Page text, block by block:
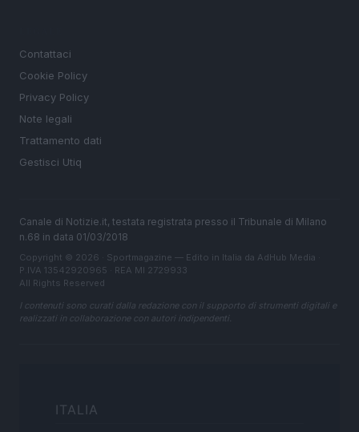
Contattaci
Cookie Policy
Privacy Policy
Note legali
Trattamento dati
Gestisci Utiq
Canale di Notizie.it, testata registrata presso il Tribunale di Milano
n.68 in data 01/03/2018
Copyright © 2026 · Sportmagazine — Edito in Italia da AdHub Media
P.IVA 13542920965 · REA MI 2729933
All Rights Reserved
I contenuti sono curati dalla redazione con il supporto di strumenti digitali e
realizzati in collaborazione con autori indipendenti.
ITALIA